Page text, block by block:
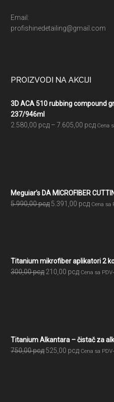
Email:
profishinedetailing@gmail.com
PROIZVODI NA AKCIJI
3D ACA 510 rubbing compound
237/946ml
2.580,00 рсд – 7.605,00 рсд Cena
Meguiar’s DA MICROFIBER
5.990,00рсд Originalna
5.391,00 рсд Cena sa
Titanium mikrofiber aplikatori 2
300,00рсд Originalna
210,00 рсдTrenutna
Cena sa
Titanium Alkantara – čistač za
750,00рсд Originalna
525,00 рсдTrenutna
Cena sa